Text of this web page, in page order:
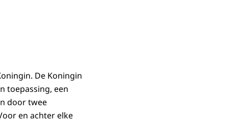
De Koningin
toepassing, een
door twee
en achter elke